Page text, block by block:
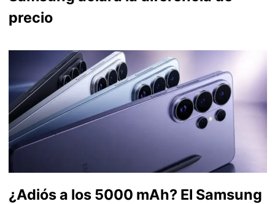
precio
¿Adiós a los 5000 mAh? El Samsung